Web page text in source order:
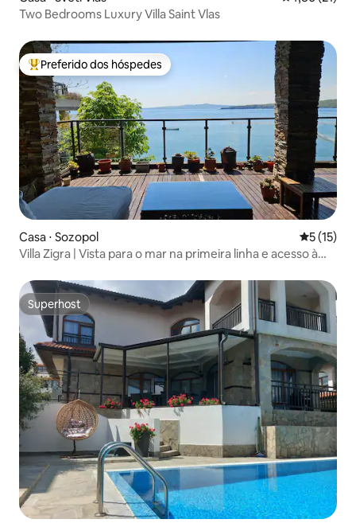
Two Bedrooms Luxury Villa Saint Vlas
Entre os melhores preferidos dos hóspedes
Preferido dos hóspedes
Casa ⋅ Sozopol 5 de uma
5 (15)
Villa Zigra | Vista para o mar na primeira linha e acesso à
Superhost
Superhost